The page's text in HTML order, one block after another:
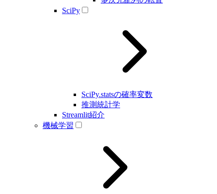
SciPy
SciPy.statsの確率変数
推測統計学
Streamlit紹介
機械学習